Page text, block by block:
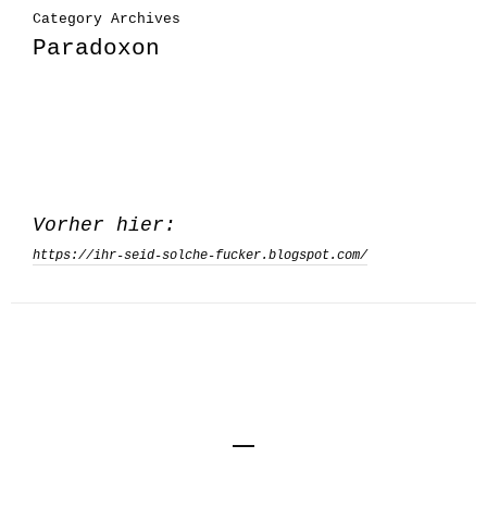
Category Archives
Paradoxon
Vorher hier:
https://ihr-seid-solche-fucker.blogspot.com/